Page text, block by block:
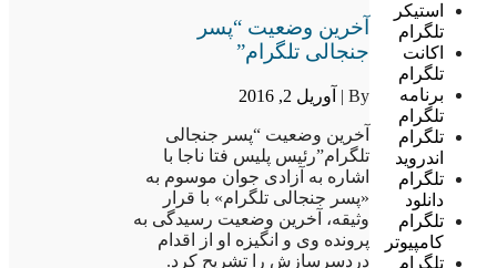
استیکر
تلگرام
اکانت
تلگرام
برنامه
تلگرام
تلگرام
اندروید
تلگرام
دانلود
تلگرام
کامپیوتر
تلگرام
آخرین وضعیت “پسر
جنجالی تلگرام”
By | آوریل 2, 2016
آخرین وضعیت “پسر جنجالی
تلگرام”رئیس پلیس فتا ناجا با
اشاره به آزادی جوان موسوم به
«پسر جنجالی تلگرام» با قرار
وثیقه، آخرین وضعیت رسیدگی به
پرونده وی و انگیزه او از اقدام
دردسرسازش را تشریح کرد.